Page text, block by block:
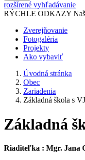
rozšírené vyhľadávanie
RÝCHLE ODKAZY
Zverejňovanie
Fotogaléria
Projekty
Ako vybaviť
Úvodná stránka
Obec
Zariadenia
Základná škola s
Základná
Riaditeľka : Mgr. Jana